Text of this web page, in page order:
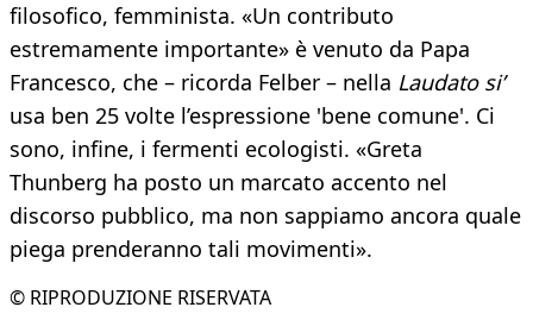
filosofico, femminista. «Un contributo
estremamente importante» è venuto da Papa
Francesco, che – ricorda Felber – nella Laudato si’
usa ben 25 volte l’espressione 'bene comune'. Ci
sono, infine, i fermenti ecologisti. «Greta
Thunberg ha posto un marcato accento nel
discorso pubblico, ma non sappiamo ancora quale
piega prenderanno tali movimenti».
© RIPRODUZIONE RISERVATA